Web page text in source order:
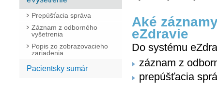
Prepúšťacia správa
Záznam z odborného
vyšetrenia
Popis zo zobrazovacieho
zariadenia
Pacientsky sumár
Aké
eZdravie
Do systému
záznam z
prepúšťacia